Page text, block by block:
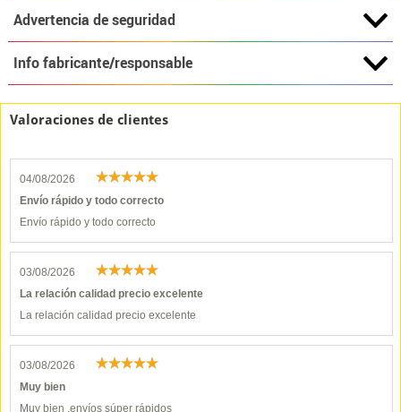
Advertencia de seguridad
Info fabricante/responsable
Valoraciones de clientes
04/08/2026
Envío rápido y todo correcto
Envío rápido y todo correcto
03/08/2026
La relación calidad precio excelente
La relación calidad precio excelente
03/08/2026
Muy bien
Muy bien ,envíos súper rápidos